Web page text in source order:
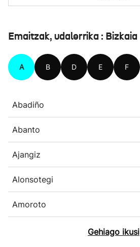
Emaitzak, udalerrika : Bizkaia
A B D E F
Abadiño
Abanto
Ajangiz
Alonsotegi
Amoroto
Gehiago ikusi